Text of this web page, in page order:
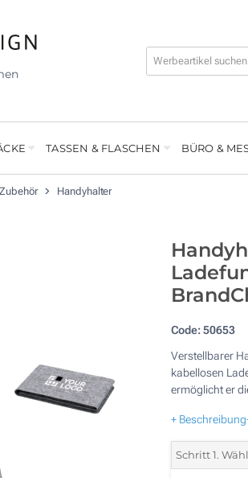
TASSEN & FLASCHEN BÜRO &
Handyhalter
Code:50653
Verstellbarer
kabellosen
ermöglicht er
+ Beschreibung
Schritt 1.